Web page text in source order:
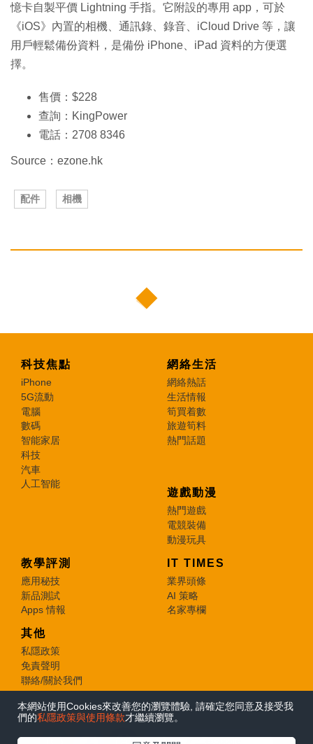
本網站使用Cookies來改善您的瀏覽體驗, 請確定您同意及接受我
們的私隱政策與使用條款才繼續瀏覽。
憶卡自製平價 Lightning 手指。它附設的專用 app，可於
《iOS》內置的相機、通訊錄、錄音、iCloud Drive 等，讓
用戶輕鬆備份資料，是備份 iPhone、iPad 資料的方便選
擇。
售價：$228
查詢：KingPower
電話：2708 8346
Source：ezone.hk
配件 相機
科技焦點
iPhone
5G流動
電腦
數碼
智能家居
科技
汽車
人工智能
網絡生活
網絡熱話
生活情報
筍買着數
旅遊筍料
熱門話題
遊戲動漫
熱門遊戲
電競裝備
動漫玩具
教學評測
應用秘技
新品測試
Apps 情報
IT TIMES
業界頭條
AI 策略
名家專欄
其他
私隱政策
免責聲明
聯絡/關於我們
© 2026 e-zone. All Rights Reserved.